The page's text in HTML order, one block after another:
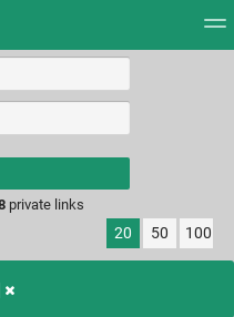
results.
private links
20 50 100